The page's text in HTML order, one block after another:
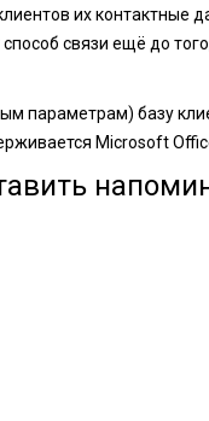
их контактные
связи ещё до
параметрам) базу
Microsoft